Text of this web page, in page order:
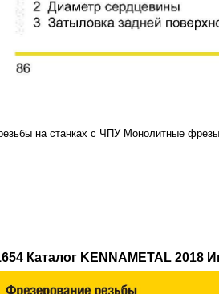
на станках с ЧПУ Монолитные
Каталог KENNAMETAL 2018